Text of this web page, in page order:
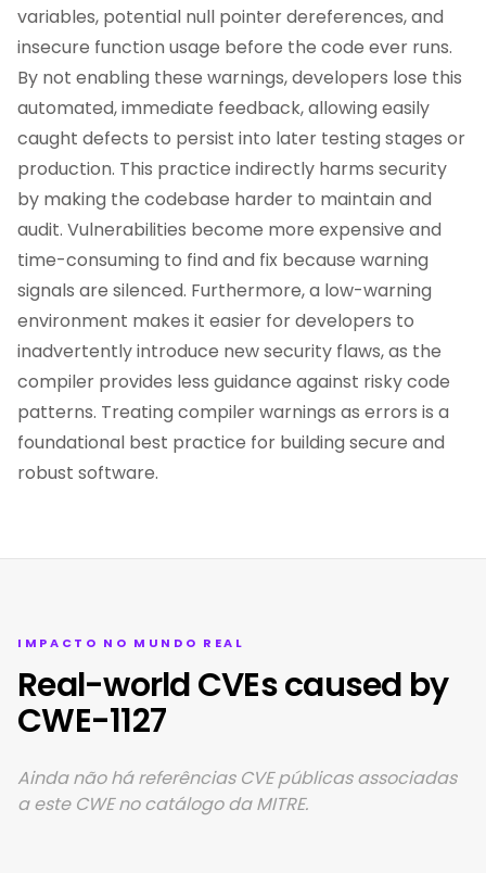
variables, potential null pointer dereferences, and
insecure function usage before the code ever runs.
By not enabling these warnings, developers lose this
automated, immediate feedback, allowing easily
caught defects to persist into later testing stages or
production. This practice indirectly harms security
by making the codebase harder to maintain and
audit. Vulnerabilities become more expensive and
time-consuming to find and fix because warning
signals are silenced. Furthermore, a low-warning
environment makes it easier for developers to
inadvertently introduce new security flaws, as the
compiler provides less guidance against risky code
patterns. Treating compiler warnings as errors is a
foundational best practice for building secure and
robust software.
IMPACTO NO MUNDO REAL
Real-world CVEs caused by
CWE-1127
Ainda não há referências CVE públicas associadas
a este CWE no catálogo da MITRE.